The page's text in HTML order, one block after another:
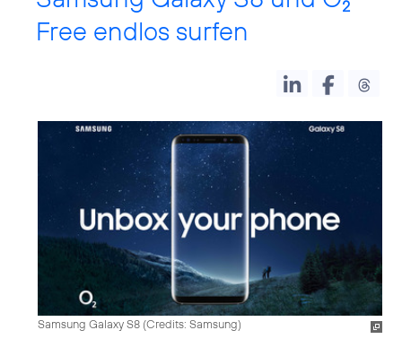
2
Free endlos surfen
Samsung Galaxy S8 (Credits: Samsung)